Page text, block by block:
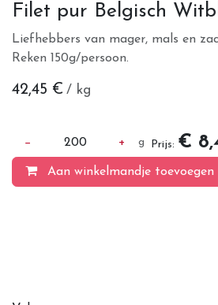
Filet pur Belgisch
Liefhebbers van mager, mals en
Reken 150g/persoon.
42,45 € / kg
Aan winkelmandje toevoegen
− 200 + g Prijs: €